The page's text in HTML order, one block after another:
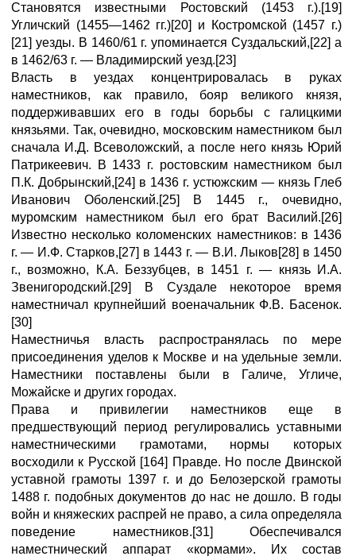
Становятся известными Ростовский (1453 г.).[19]
Угличский (1455—1462 гг.)[20] и Костромской (1457 г.)
[21] уезды. В 1460/61 г. упоминается Суздальский,[22] а
в 1462/63 г. — Владимирский уезд.[23]
Власть в уездах концентрировалась в руках
наместников, как правило, бояр великого князя,
поддерживавших его в годы борьбы с галицкими
князьями. Так, очевидно, московским наместником был
сначала И.Д. Всеволожский, а после него князь Юрий
Патрикеевич. В 1433 г. ростовским наместником был
П.К. Добрынский,[24] в 1436 г. устюжским — князь Глеб
Иванович Оболенский.[25] В 1445 г., очевидно,
муромским наместником был его брат Василий.[26]
Известно несколько коломенских наместников: в 1436
г. — И.Ф. Старков,[27] в 1443 г. — В.И. Лыков[28] в 1450
г., возможно, К.А. Беззубцев, в 1451 г. — князь И.А.
Звенигородский.[29] В Суздале некоторое время
наместничал крупнейший военачальник Ф.В. Басенок.
[30]
Наместничья власть распространялась по мере
присоединения уделов к Москве и на удельные земли.
Наместники поставлены были в Галиче, Угличе,
Можайске и других городах.
Права и привилегии наместников еще в
предшествующий период регулировались уставными
наместническими грамотами, нормы которых
восходили к Русской [164] Правде. Но после Двинской
уставной грамоты 1397 г. и до Белозерской грамоты
1488 г. подобных документов до нас не дошло. В годы
войн и княжеских распрей не право, а сила определяла
поведение наместников.[31] Обеспечивался
наместнический аппарат «кормами». Их состав